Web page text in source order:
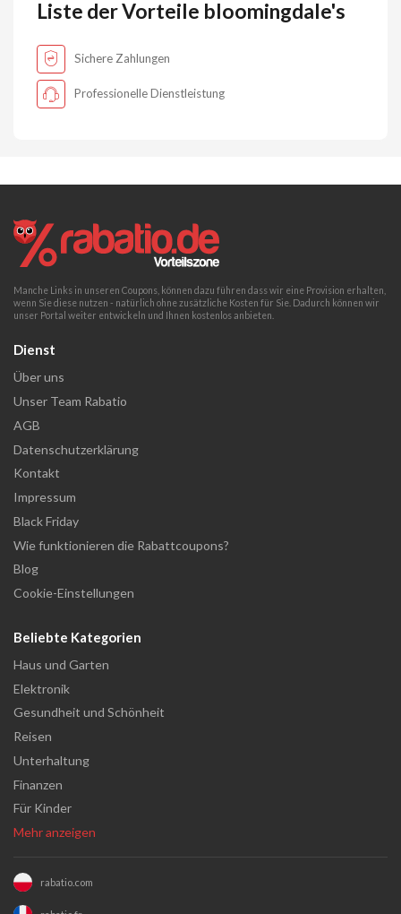
Liste der Vorteile bloomingdale's
Sichere Zahlungen
Professionelle Dienstleistung
Manche Links in unseren Coupons, können dazu führen dass wir eine Provision erhalten,
wenn Sie diese nutzen - natürlich ohne zusätzliche Kosten für Sie. Dadurch können wir
unser Portal weiter entwickeln und Ihnen kostenlos anbieten.
Dienst
Über uns
Unser Team Rabatio
AGB
Datenschutzerklärung
Kontakt
Impressum
Black Friday
Wie funktionieren die Rabattcoupons?
Blog
Cookie-Einstellungen
Beliebte Kategorien
Haus und Garten
Elektronik
Gesundheit und Schönheit
Reisen
Unterhaltung
Finanzen
Für Kinder
Mehr anzeigen
rabatio.com